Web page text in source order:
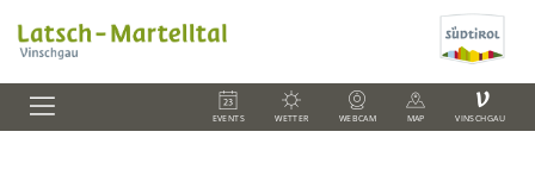
EVENTS WETTER WEBCAM MAP
V
VINSCHGAU